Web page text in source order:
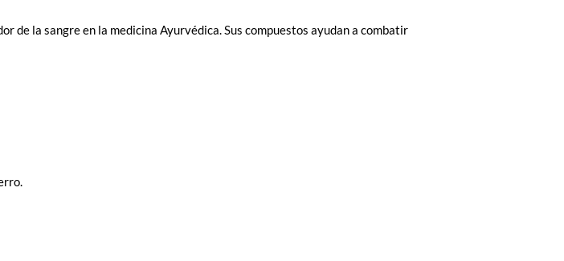
de la sangre en la medicina Ayurvédica. Sus compuestos ayudan a combatir